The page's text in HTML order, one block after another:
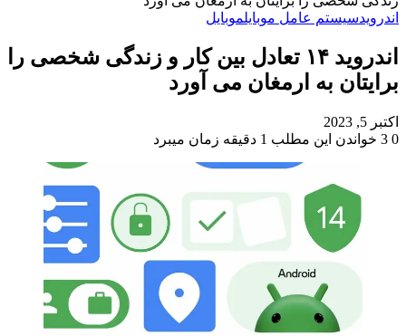
اندرویدسیستم عامل موبایلموبایل
اندروید ۱۴ تعادل بین کار و زندگی شخصی را
برایتان به ارمغان می آورد
اکتبر 5, 2023
0
خواندن این مطلب 1 دقیقه زمان میبرد